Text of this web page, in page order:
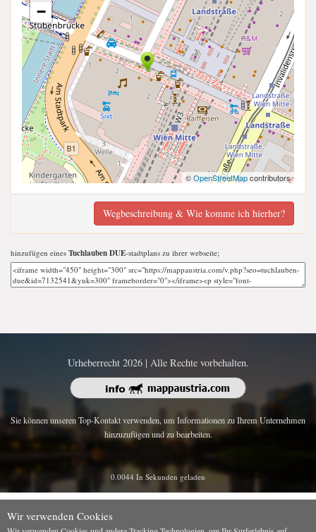
−
©OpenStreetMapcontributors
Wegbeschreibung & Wie komme ich hierher?
hinzufügen eines Tuchlauben DUE-stadtplans zu ihrer webseite;
Urheberrecht 2026 | Alle Rechte vorbehalten.
Sie können unseren Top-Kontakt verwenden, um Informationen zu Ihrem Unternehmen
hinzuzufügen und zu bearbeiten.
0.0044 In Sekunden geladen
Wir verwenden Cookies